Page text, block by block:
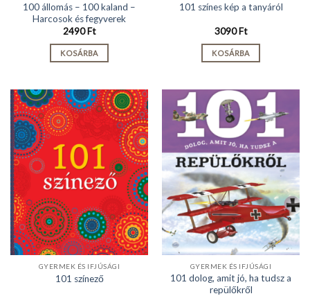
100 állomás – 100 kaland –
Harcosok és fegyverek
2490Ft
KOSÁRBA
101 színes kép a tanyáról
3090Ft
KOSÁRBA
GYERMEK ÉS IFJÚSÁGI
101 színező
GYERMEK ÉS IFJÚSÁGI
101 dolog, amit jó, ha tudsz a
repülőkről